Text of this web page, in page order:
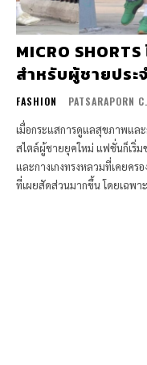
MICRO
สำหรับผู้ชายประ
FASHION PATSARAPORN C.
เมื่อกระแสการดูแลสุขภาพแล
สไตล์ผู้ชายยุคใหม่ แฟชั่นก็เริ่ม
และกางเกงทรงหลวมที่เคยคร
ที่เผยสัดส่วนมากขึ้น โดยเฉพา